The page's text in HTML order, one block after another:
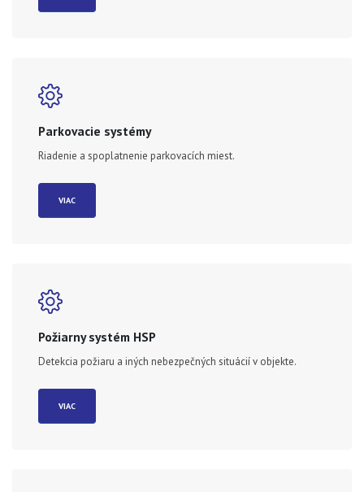
Parkovacie systémy
Riadenie a spoplatnenie parkovacích miest.
VIAC
Požiarny systém HSP
Detekcia požiaru a iných nebezpečných situácií v objekte.
VIAC